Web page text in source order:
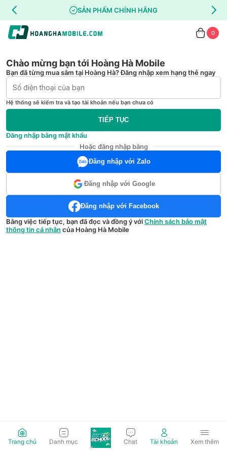
SẢN PHẨM CHÍNH HÃNG
0
Chào mừng bạn tới Hoàng Hà Mobile
Bạn đã từng mua sắm tại Hoàng Hà? Đăng nhập xem hạng thẻ ngay
Hệ thống sẽ kiểm tra và tạo tài khoản nếu bạn chưa có
TIẾP TỤC
Đăng nhập bằng mật khẩu
Hoặc đăng nhập bằng
Đăng nhập với Zalo
Đăng nhập với Google
Đăng nhập với Facebook
Bằng việc tiếp tục, bạn đã đọc và đồng ý vớiChính sách bảo mật
thông tin cá nhân của Hoàng Hà Mobile
Trang chủ Danh mục Chat Tài khoản Xem thêm